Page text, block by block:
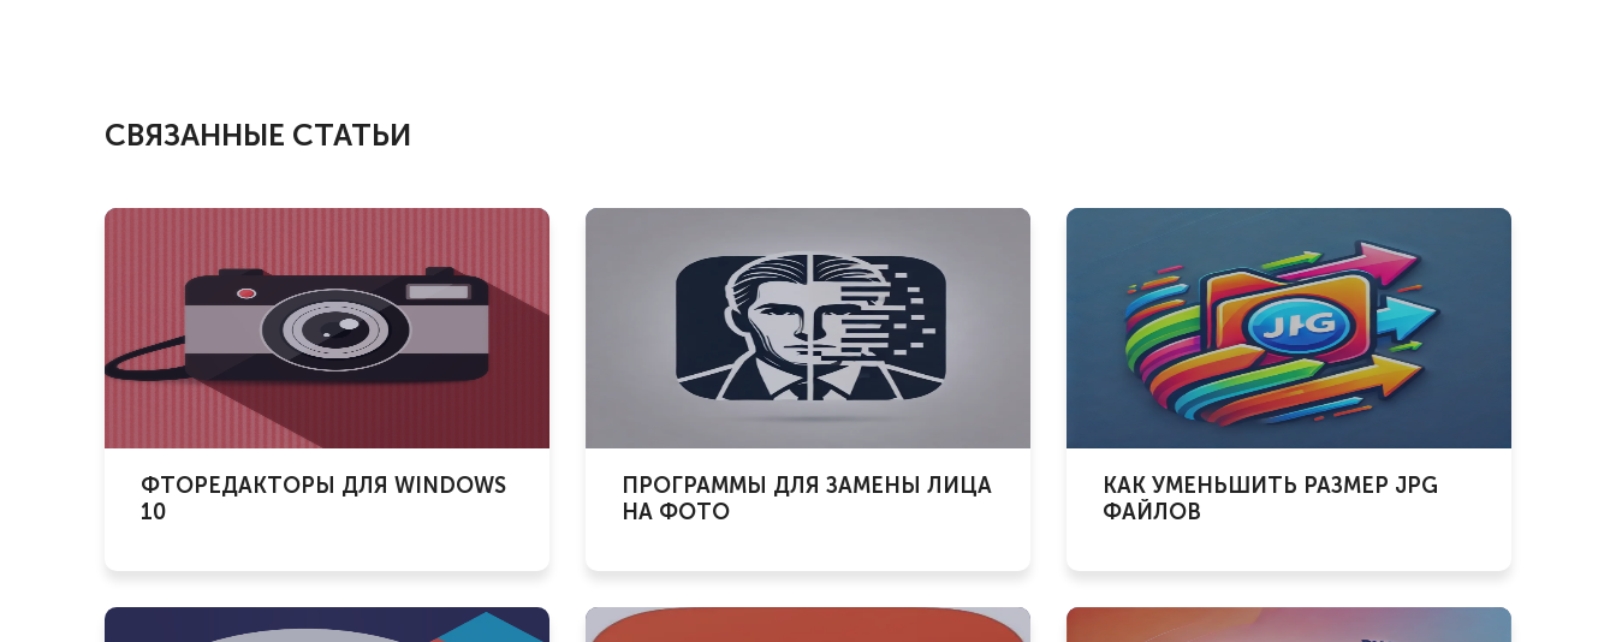
СВЯЗАННЫЕ СТАТЬИ
ФТОРЕДАКТОРЫ ДЛЯ WINDOWS
10
ПРОГРАММЫ ДЛЯ ЗАМЕНЫ ЛИЦА
НА ФОТО
КАК УМЕНЬШИТЬ РАЗМЕР JPG
ФАЙЛОВ